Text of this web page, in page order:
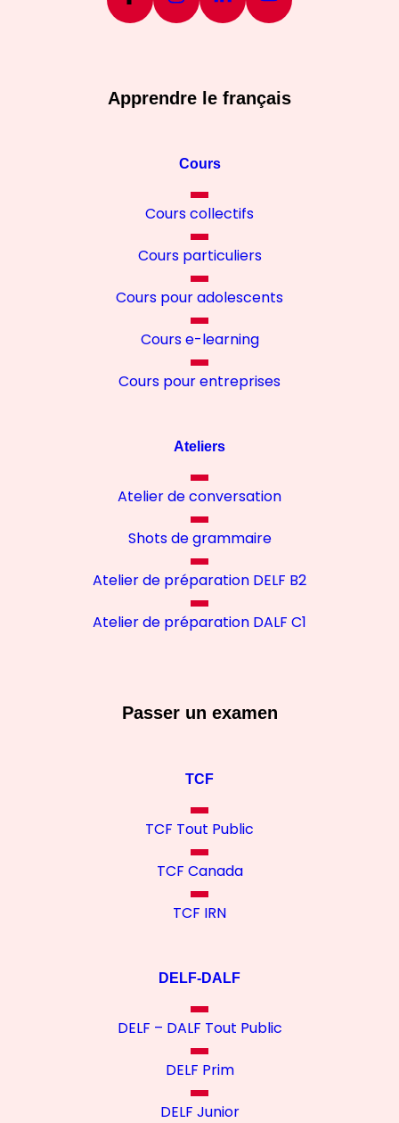
Apprendre le français
Cours
Cours collectifs
Cours particuliers
Cours pour adolescents
Cours e-learning
Cours pour entreprises
Ateliers
Atelier de conversation
Shots de grammaire
Atelier de préparation DELF B2
Atelier de préparation DALF C1
Passer un examen
TCF
TCF Tout Public
TCF Canada
TCF IRN
DELF-DALF
DELF – DALF Tout Public
DELF Prim
DELF Junior